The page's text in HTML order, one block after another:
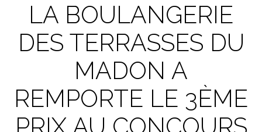
LA BOULANGERIE
DES TERRASSES DU
MADON A
REMPORTE LE 3ÈME